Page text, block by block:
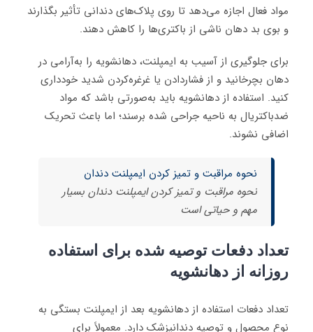
مواد فعال اجازه می‌دهد تا روی پلاک‌های دندانی تأثیر بگذارند
و بوی بد دهان ناشی از باکتری‌ها را کاهش دهند.
برای جلوگیری از آسیب به ایمپلنت، دهانشویه را به‌آرامی در
دهان بچرخانید و از فشاردادن یا غرغره‌کردن شدید خودداری
کنید. استفاده از دهانشویه باید به‌صورتی باشد که مواد
ضدباکتریال به ناحیه جراحی شده برسند؛ اما باعث تحریک
اضافی نشوند.
نحوه مراقبت و تمیز کردن ایمپلنت دندان
نحوه مراقبت و تمیز کردن ایمپلنت دندان بسیار
مهم و حیاتی است
تعداد دفعات توصیه‌ شده برای استفاده
روزانه از دهانشویه
تعداد دفعات استفاده از دهانشویه بعد از ایمپلنت بستگی به
نوع محصول و توصیه دندانپزشک دارد. معمولاً برای